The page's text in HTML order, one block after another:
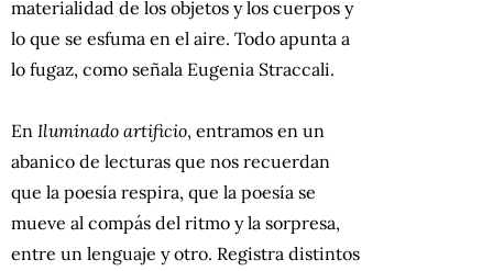
materialidad de los objetos y los cuerpos y
lo que se esfuma en el aire. Todo apunta a
lo fugaz, como señala Eugenia Straccali.
En Iluminado artificio, entramos en un
abanico de lecturas que nos recuerdan
que la poesía respira, que la poesía se
mueve al compás del ritmo y la sorpresa,
entre un lenguaje y otro. Registra distintos